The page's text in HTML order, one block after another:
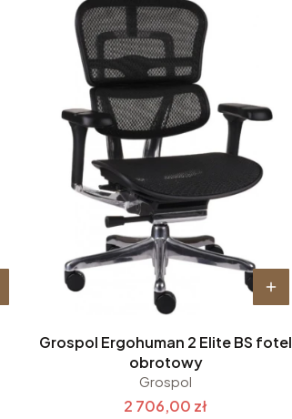
Grospol Ergohuman 2 Elite BS fotel
obrotowy
Grospol
2 706,00 zł